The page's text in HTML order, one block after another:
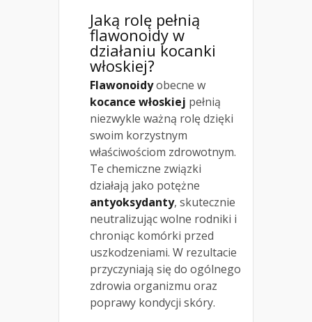
Jaką rolę pełnią
flawonoidy w
działaniu kocanki
włoskiej?
Flawonoidyobecne w
kocance włoskiej pełnią
niezwykle ważną rolę dzięki
swoim korzystnym
właściwościom zdrowotnym.
Te chemiczne związki
działają jako potężne
antyoksydanty, skutecznie
neutralizując wolne rodniki i
chroniąc komórki przed
uszkodzeniami. W rezultacie
przyczyniają się do ogólnego
zdrowia organizmu oraz
poprawy kondycji skóry.